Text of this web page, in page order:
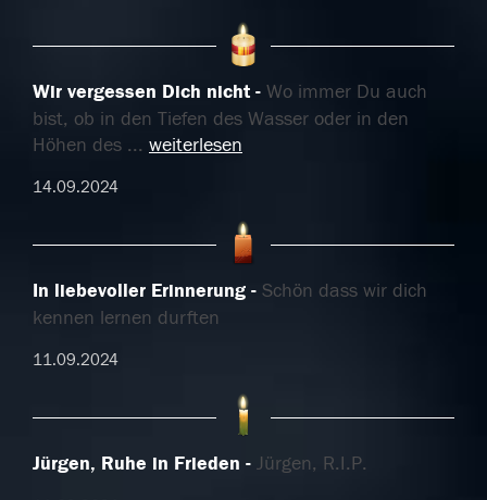
Wir vergessen Dich nicht
Wo immer Du auch
bist, ob in den Tiefen des Wasser oder in den
Höhen des ... weiterlesen
14.09.2024
In liebevoller Erinnerung
Schön dass wir dich
kennen lernen durften
11.09.2024
Jürgen, Ruhe in Frieden Jürgen, R.I.P.